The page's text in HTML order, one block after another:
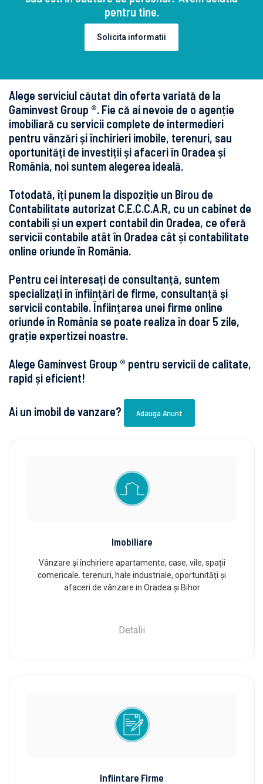
pentru tine.
Solicita informatii
Alege serviciul căutat din oferta variată de la
Gaminvest Group ®. Fie că ai nevoie de o agenție
imobiliară cu servicii complete de intermedieri
pentru vânzări și închirieri imobile, terenuri, sau
oportunități de investiții și afaceri în Oradea și
România, noi suntem alegerea ideală.
Totodată, îți punem la dispoziție un Birou de
Contabilitate autorizat C.E.C.C.A.R, cu un cabinet de
contabili și un expert contabil din Oradea, ce oferă
servicii contabile atât în Oradea cât și contabilitate
online oriunde în România.
Pentru cei interesați de consultanță, suntem
specializați în înființări de firme, consultanță și
servicii contabile. Înființarea unei firme online
oriunde în România se poate realiza în doar 5 zile,
grație expertizei noastre.
Alege Gaminvest Group ® pentru servicii de calitate,
rapid și eficient!
Ai un imobil de vanzare? Adauga Anunt
Imobiliare
Vânzare și închiriere apartamente, case, vile, spații
comericale. terenuri, hale industriale, oportunități și
afaceri de vânzare in Oradea și Bihor
Detalii
Infiintare Firme